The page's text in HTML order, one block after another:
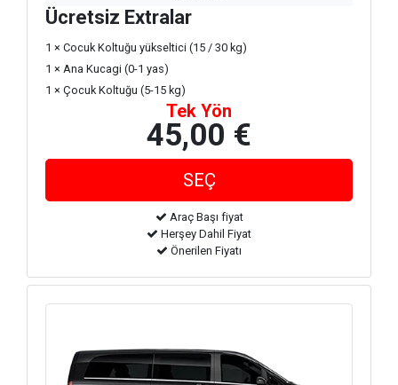
Ücretsiz Extralar
1 × Cocuk Koltuğu yükseltici (15 / 30 kg)
1 × Ana Kucagi (0-1 yas)
1 × Çocuk Koltuğu (5-15 kg)
Tek Yön
45,00 €
Araç Başı fiyat
Herşey Dahil Fiyat
Önerilen Fiyatı